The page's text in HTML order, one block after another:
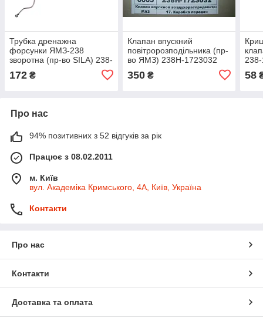
Трубка дренажна
форсунки ЯМЗ-238
зворотна (пр-во SILA) 238-
172 ₴
Клапан впускний
повітророзподільника (пр-
во ЯМЗ) 238Н-1723032
350₴ 58
Про нас
94% позитивних з 52 відгуків за рік
Працює з 08.02.2011
м. Київ
вул. Академіка Кримського, 4А, Київ, Україна
Контакти
Про нас
Контакти
Доставка та оплата